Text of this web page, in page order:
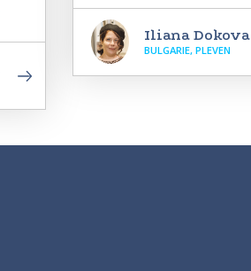
Iliana Dokova
BULGARIE, PLEVEN